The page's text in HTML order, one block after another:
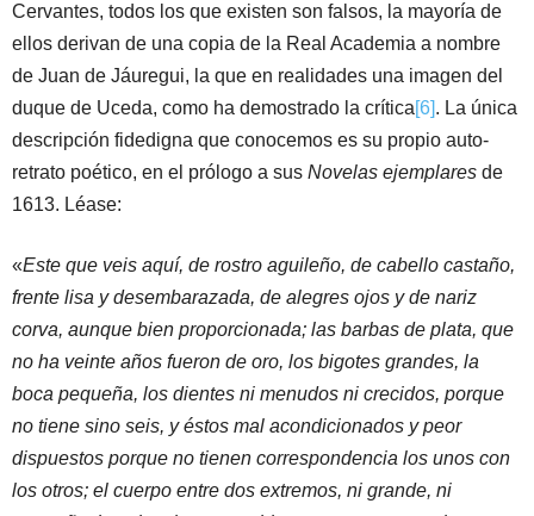
Cervantes, todos los que existen son falsos, la mayoría de
ellos derivan de una copia de la Real Academia a nombre
de Juan de Jáuregui, la que en realidades una imagen del
duque de Uceda, como ha demostrado la crítica[6]. La única
descripción fidedigna que conocemos es su propio auto-
retrato poético, en el prólogo a sus Novelas ejemplares de
1613. Léase:
«Este que veis aquí, de rostro aguileño, de cabello castaño,
frente lisa y desembarazada, de alegres ojos y de nariz
corva, aunque bien proporcionada; las barbas de plata, que
no ha veinte años fueron de oro, los bigotes grandes, la
boca pequeña, los dientes ni menudos ni crecidos, porque
no tiene sino seis, y éstos mal acondicionados y peor
dispuestos porque no tienen correspondencia los unos con
los otros; el cuerpo entre dos extremos, ni grande, ni